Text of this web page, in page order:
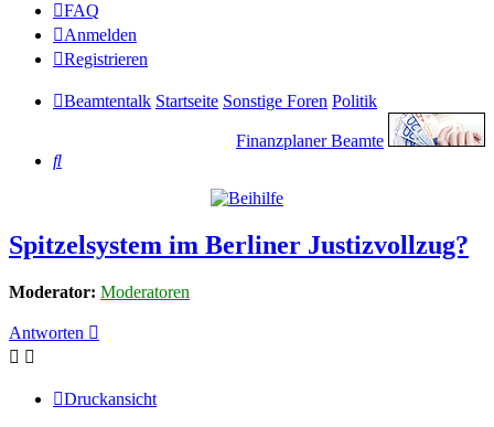
FAQ
Anmelden
Registrieren
Beamtentalk Startseite Sonstige Foren Politik
Finanzplaner Beamte
Suche
Spitzelsystem im Berliner Justizvollzug?
Moderator: Moderatoren
Antworten
Druckansicht